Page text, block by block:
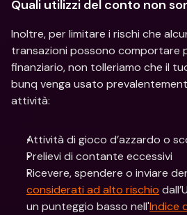
Quali utilizzi del conto non
Inoltre, per limitare i rischi che
transazioni possono comportare
finanziario, non tolleriamo che il
bunq venga usato
attività:
Attività di gioco d’azzardo o
Prelievi di contante eccessivi
Ricevere, spendere o inviare
considerati ad alto rischio
un punteggio basso nell'Indice